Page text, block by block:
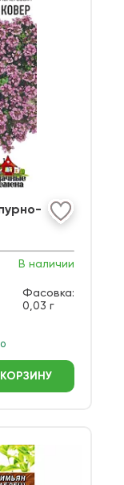
В наличии
Фасовка:
0,03 г
КОРЗИНУ